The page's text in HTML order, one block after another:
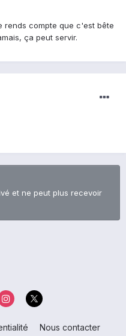
rends compte que c'est bête
ça peut servir.
et ne peut plus recevoir
Nous contacter